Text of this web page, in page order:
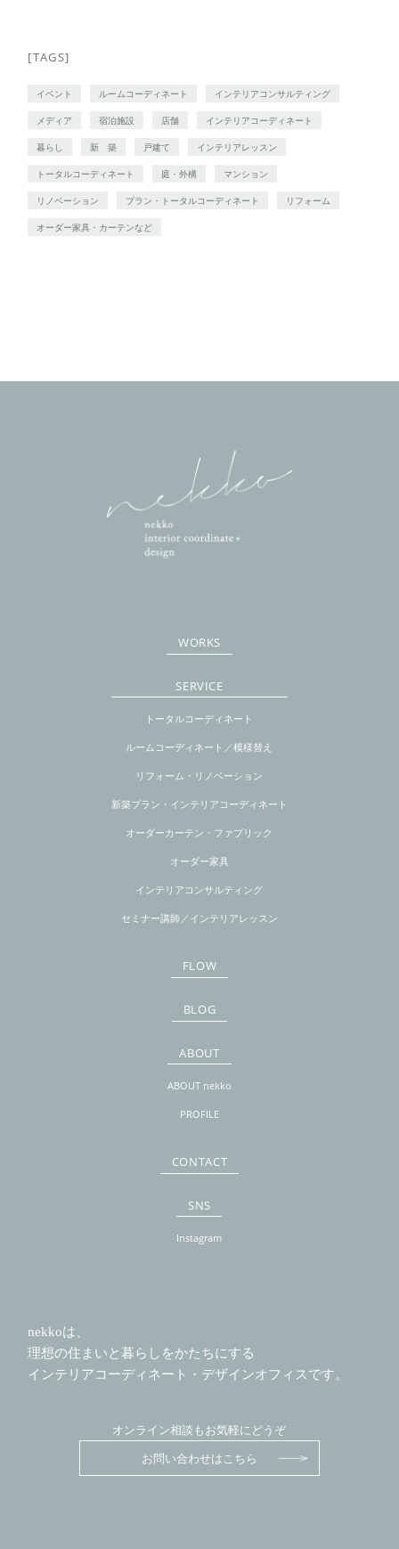
[TAGS]
イベント ルームコーディネート インテリアコンサルティング
メディア 宿泊施設 店舗 インテリアコーディネート
暮らし 新 築 戸建て インテリアレッスン
トータルコーディネート 庭・外構 マンション
リノベーション プラン・トータルコーディネート リフォーム
オーダー家具・カーテンなど
WORKS
SERVICE
トータルコーディネート
ルームコーディネート／模様替え
リフォーム・リノベーション
新築プラン・インテリアコーディネート
オーダーカーテン・ファブリック
オーダー家具
インテリアコンサルティング
セミナー講師／インテリアレッスン
FLOW
BLOG
ABOUT
ABOUT nekko
PROFILE
CONTACT
SNS
Instagram
nekkoは、
理想の住まいと暮らしをかたちにする
インテリアコーディネート・デザインオフィスです。
オンライン相談もお気軽にどうぞ
お問い合わせはこちら